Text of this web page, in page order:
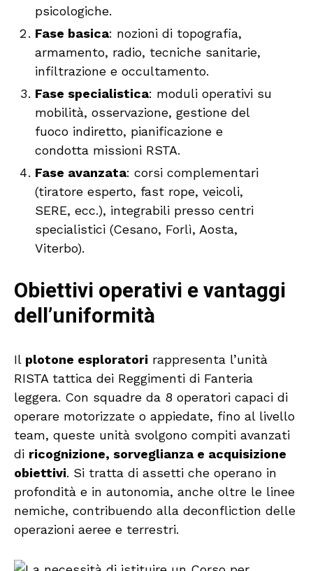
psicologiche.
Fase basica: nozioni di topografia,
armamento, radio, tecniche sanitarie,
infiltrazione e occultamento.
Fase specialistica: moduli operativi su
mobilità, osservazione, gestione del
fuoco indiretto, pianificazione e
condotta missioni RSTA.
Fase avanzata: corsi complementari
(tiratore esperto, fast rope, veicoli,
SERE, ecc.), integrabili presso centri
specialistici (Cesano, Forlì, Aosta,
Viterbo).
Obiettivi operativi e vantaggi
dell’uniformità
Il plotone esploratori rappresenta l’unità
RISTA tattica dei Reggimenti di Fanteria
leggera. Con squadre da 8 operatori capaci di
operare motorizzate o appiedate, fino al livello
team, queste unità svolgono compiti avanzati
di ricognizione, sorveglianza e acquisizione
obiettivi. Si tratta di assetti che operano in
profondità e in autonomia, anche oltre le linee
nemiche, contribuendo alla deconfliction delle
operazioni aeree e terrestri.